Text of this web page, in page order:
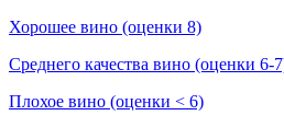
Хорошее вино (оценки 8)
Среднего качества вино (оценки 6-
Плохое вино (оценки < 6)